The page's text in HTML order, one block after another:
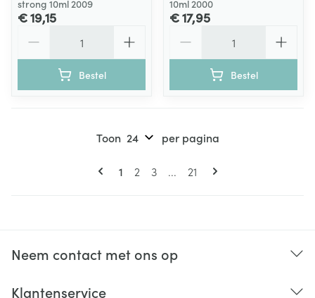
strong 10ml 2009
€ 19,15
Bestel
10ml 2000
€ 17,95
Bestel
Pagina's
U lees momenteel pagina
1 Pagina
2 Pagina
3 ... Pagina
21
Toon per pagina
Neem contact met ons op
Klantenservice